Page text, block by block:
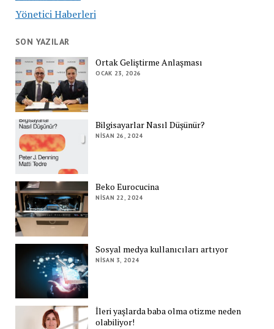
Yönetici Haberleri
SON YAZILAR
Ortak Geliştirme Anlaşması
OCAK 23, 2026
Bilgisayarlar Nasıl Düşünür?
NISAN 26, 2024
Beko Eurocucina
NISAN 22, 2024
Sosyal medya kullanıcıları artıyor
NISAN 3, 2024
İleri yaşlarda baba olma otizme neden
olabiliyor!